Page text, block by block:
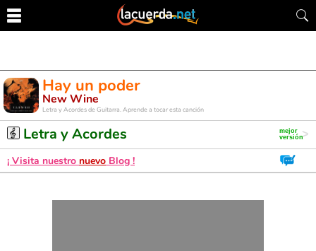
Hay un poder
New Wine
Letra y Acordes de Guitarra. Aprende a tocar esta canción
Letra y Acordes
¡ Visita nuestro nuevo Blog !